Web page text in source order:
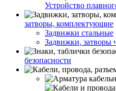
Устройство
затворы, комплектующие
Задвижки стальные
Задвижки, затворы
безопасности